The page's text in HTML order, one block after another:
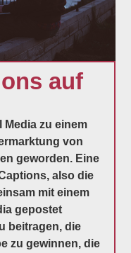
auf
Media zu einem
von
geworden. Eine
also die
mit einem
gepostet
beitragen, die
zu gewinnen, die